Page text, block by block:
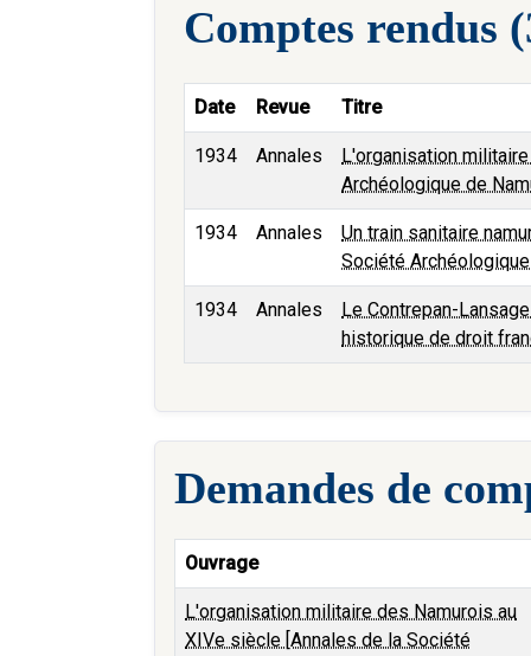
Comptes rendus
Date Revue Titre
1934 Annales
L'organisation
Archéologique de
1934 Annales
Un train sanitaire
Société
1934 Annales
Le Contrepan-
historique de droit
Demandes de
Ouvrage
L'organisation militaire des Namurois au
XIVe siècle [Annales de la Société